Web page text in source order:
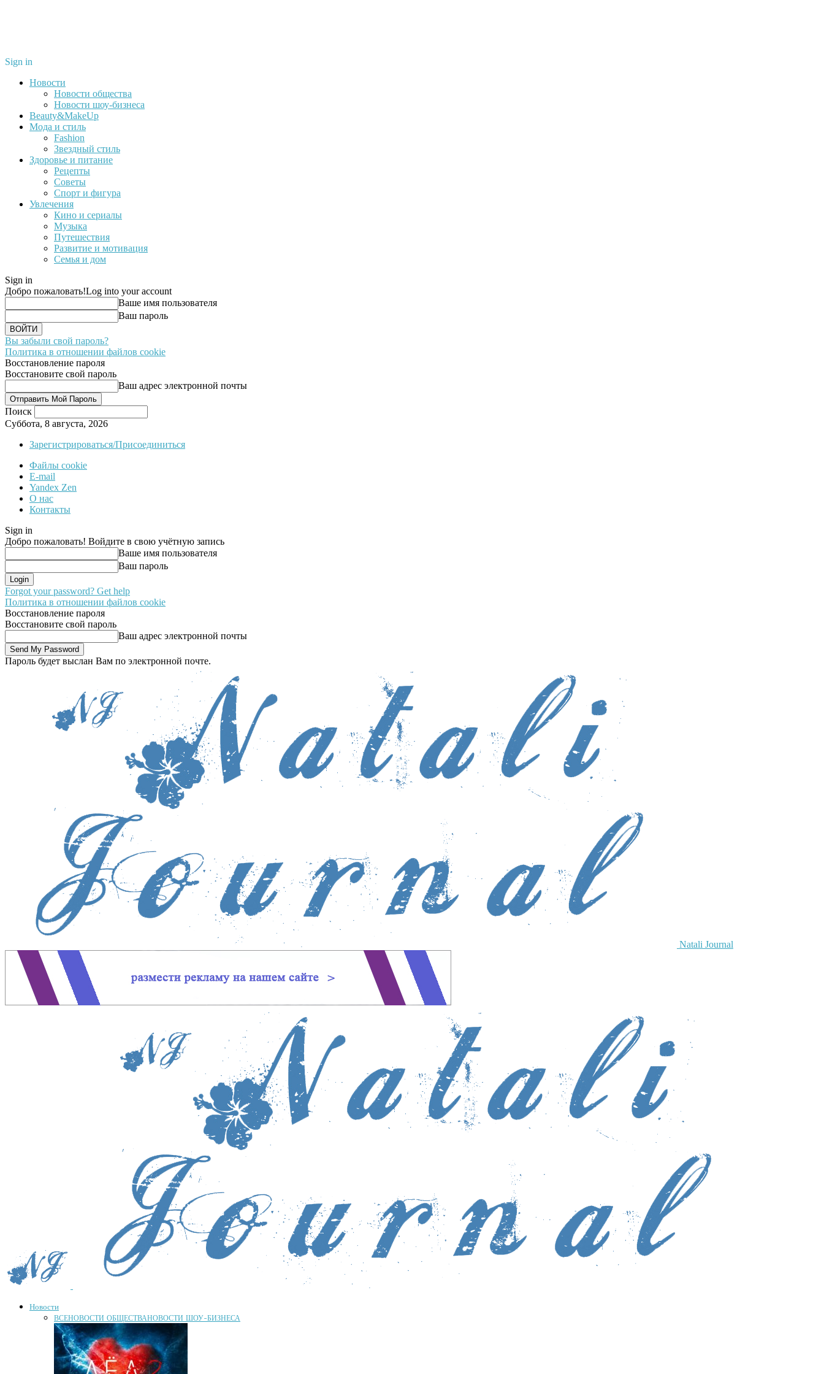
Sign in
Новости
Новости общества
Новости шоу-бизнеса
Beauty&MakeUp
Мода и стиль
Fashion
Звездный стиль
Здоровье и питание
Рецепты
Советы
Спорт и фигура
Увлечения
Кино и сериалы
Музыка
Путешествия
Развитие и мотивация
Семья и дом
Sign in
Добро пожаловать!Log into your account
Ваше имя пользователя
Ваш пароль
Вы забыли свой пароль?
Политика в отношении файлов cookie
Восстановление пароля
Восстановите свой пароль
Ваш адрес электронной почты
Поиск
Суббота, 8 августа, 2026
Зарегистрироваться/Присоединиться
Файлы cookie
E-mail
Yandex Zen
О нас
Контакты
Sign in
Добро пожаловать! Войдите в свою учётную запись
Ваше имя пользователя
Ваш пароль
Forgot your password? Get help
Политика в отношении файлов cookie
Восстановление пароля
Восстановите свой пароль
Ваш адрес электронной почты
Пароль будет выслан Вам по электронной почте.
Natali Journal
Новости
ВСЕНОВОСТИ ОБЩЕСТВАНОВОСТИ ШОУ-БИЗНЕСА